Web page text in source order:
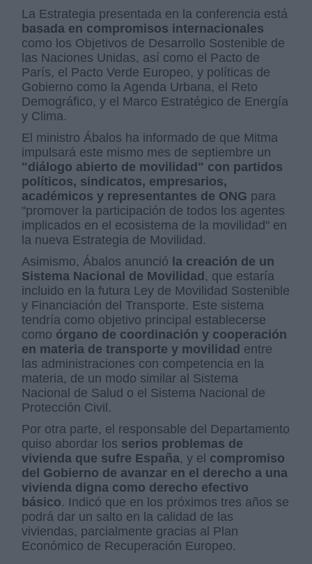
La Estrategia presentada en la conferencia está
basada en compromisos internacionales
como los Objetivos de Desarrollo Sostenible de
las Naciones Unidas, así como el Pacto de
París, el Pacto Verde Europeo, y políticas de
Gobierno como la Agenda Urbana, el Reto
Demográfico, y el Marco Estratégico de Energía
y Clima.
El ministro Ábalos ha informado de que Mitma
impulsará este mismo mes de septiembre un
"diálogo abierto de movilidad" con partidos
políticos, sindicatos, empresarios,
académicos y representantes de ONG para
"promover la participación de todos los agentes
implicados en el ecosistema de la movilidad" en
la nueva Estrategia de Movilidad.
Asimismo, Ábalos anunció la creación de un
Sistema Nacional de Movilidad, que estaría
incluido en la futura Ley de Movilidad Sostenible
y Financiación del Transporte. Este sistema
tendría como objetivo principal establecerse
como órgano de coordinación y cooperación
en materia de transporte y movilidad entre
las administraciones con competencia en la
materia, de un modo similar al Sistema
Nacional de Salud o el Sistema Nacional de
Protección Civil.
Por otra parte, el responsable del Departamento
quiso abordar los serios problemas de
vivienda que sufre España, y el compromiso
del Gobierno de avanzar en el derecho a una
vivienda digna como derecho efectivo
básico. Indicó que en los próximos tres años se
podrá dar un salto en la calidad de las
viviendas, parcialmente gracias al Plan
Económico de Recuperación Europeo.